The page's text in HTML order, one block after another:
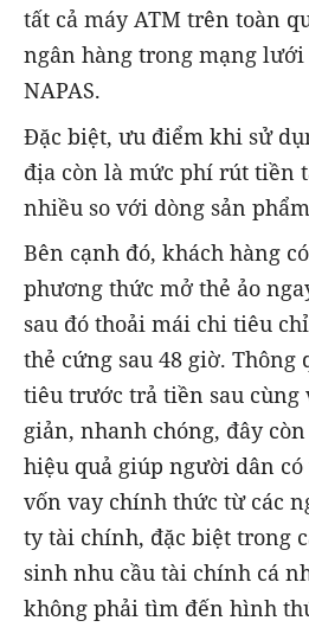
tất cả máy ATM trên toàn
ngân hàng trong mạng
NAPAS.
Đặc biệt, ưu điểm khi sử
địa còn là mức phí rút tiền
nhiều so với dòng sản
Bên cạnh đó, khách hàng
phương thức mở thẻ ảo
sau đó thoải mái chi tiêu
thẻ cứng sau 48 giờ. Thông
tiêu trước trả tiền sau cùng
giản, nhanh chóng, đây
hiệu quả giúp người dân
vốn vay chính thức từ các
ty tài chính, đặc biệt trong
sinh nhu cầu tài chính cá
không phải tìm đến hình